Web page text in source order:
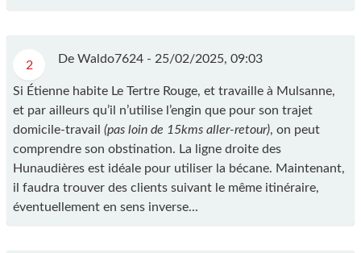
2 De Waldo7624 - 25/02/2025, 09:03
Si Étienne habite Le Tertre Rouge, et travaille à Mulsanne,
et par ailleurs qu’il n’utilise l’engin que pour son trajet
domicile-travail (pas loin de 15kms aller-retour), on peut
comprendre son obstination. La ligne droite des
Hunaudières est idéale pour utiliser la bécane. Maintenant,
il faudra trouver des clients suivant le même itinéraire,
éventuellement en sens inverse...